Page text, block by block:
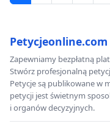
Petycjeonline.com
Zapewniamy bezpłatną
Stwórz profesjonalną
Petycje są publikowane w
petycji jest świetnym
i organów decyzyjnych.